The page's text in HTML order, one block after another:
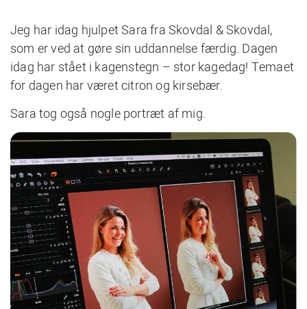
Jeg har idag hjulpet Sara fra Skovdal & Skovdal,
som er ved at gøre sin uddannelse færdig. Dagen
idag har stået i kagenstegn – stor kagedag! Temaet
for dagen har været citron og kirsebær.
Sara tog også nogle portræt af mig.